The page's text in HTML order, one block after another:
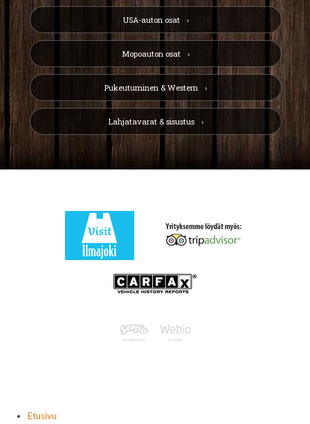
USA-auton osat
Mopoauton osat
Pukeutuminen & Western
Lahjatavarat & sisustus
Etusivu